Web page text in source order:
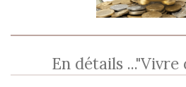
En détails ..."Vivre